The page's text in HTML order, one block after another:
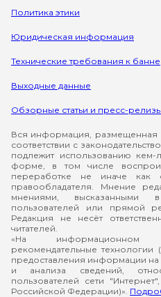
Политика этики
Юридическая информация
Технические требования к
Выходные данные
Обзорные статьи и пресс-релизы
Вся информация, размещенная
соответствии с
подлежит использованию
форме, в том числе
переработке не иначе как
правообладателя. Мнение
мнениями, высказанными
пользователей или прямой
Редакция не несёт
читателей.
«На информационном
рекомендательные
предоставления информации на
и анализа сведений,
пользователей сети
Российской Федерации)».